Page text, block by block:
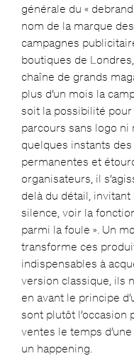
générale du «
nom de la marque
campagnes
boutiques de
chaîne de grands
plus d’un mois la
soit la possibilité
parcours sans logo ni
quelques instants
permanentes et
organisateurs, il
delà du détail,
silence, voir la
parmi la foule ». Un
transforme ces
indispensables à
version classique, ils
en avant le principe
sont plutôt l’occasion
ventes le temps
un happening.